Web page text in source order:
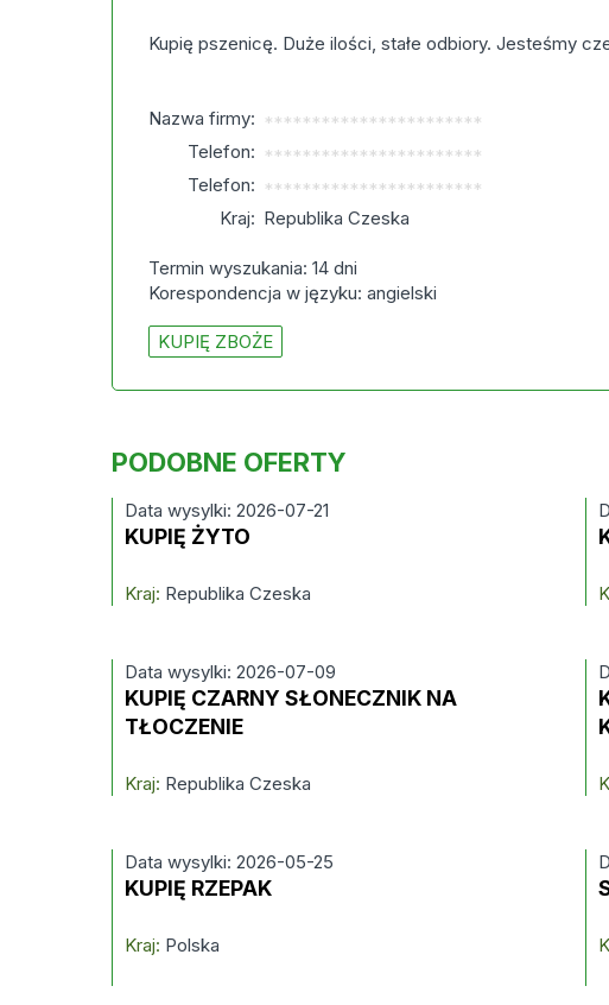
Kupię pszenicę. Duże ilości, stałe odbiory. Jesteśmy
Nazwa firmy: ***********************
Telefon: ***********************
Telefon: ***********************
Kraj: Republika Czeska
Termin wyszukania: 14 dni
Korespondencja w języku: angielski
KUPIĘ ZBOŻE
PODOBNE OFERTY
Data wysylki: 2026-07-21
KUPIĘ ŻYTO
Kraj: Republika Czeska
Data wysylki: 2026-07-09
KUPIĘ CZARNY SŁONECZNIK NA
TŁOCZENIE
Kraj: Republika Czeska
Data wysylki: 2026-05-25
KUPIĘ RZEPAK
Kraj: Polska